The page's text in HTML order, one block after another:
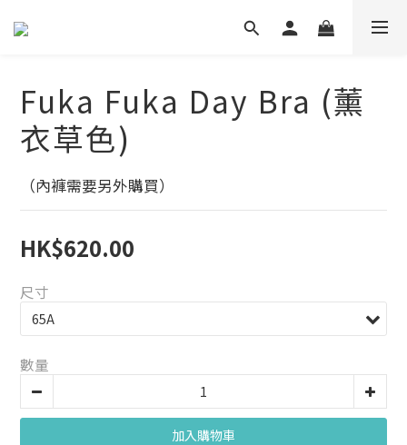
Fuka Fuka Day Bra (薰
衣草色)
（內褲需要另外購買）
HK$620.00
尺寸
數量
加入購物車